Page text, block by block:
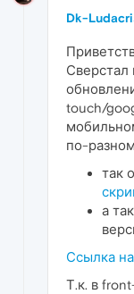
Dk-
Сверстал
touch/
по-
так
а
Ссылка
Т.к. в